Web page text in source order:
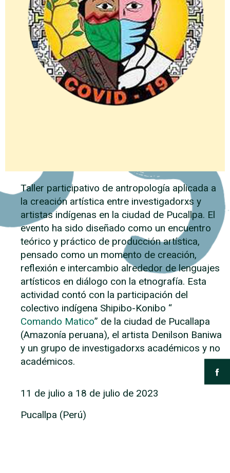
Taller participativo de antropología aplicada a
la creación artística entre investigadorxs y
artistas indígenas en la ciudad de Pucallpa. El
evento ha sido diseñado como un encuentro
teórico y práctico de producción artística,
pensado como un momento de creación,
reflexión e intercambio alrededor de lenguajes
artísticos en diálogo con la etnografía. Esta
actividad contó con la participación del
colectivo indígena Shipibo-Konibo “
Comando Matico” de la ciudad de Pucallapa
(Amazonía peruana), el artista Denilson Baniwa
y un grupo de investigadorxs académicos y no
académicos.
11 de julio a 18 de julio de 2023
Pucallpa (Perú)